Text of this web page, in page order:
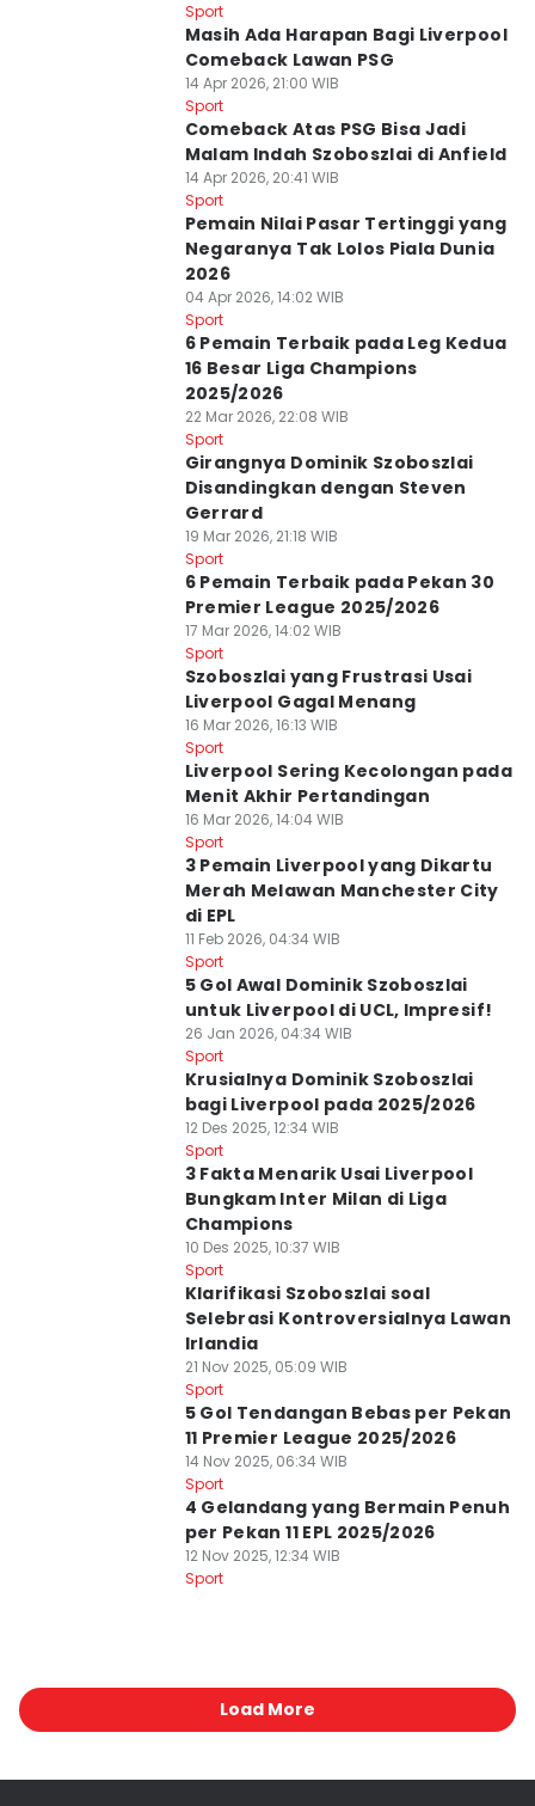
Sport
Masih Ada Harapan Bagi Liverpool
Comeback Lawan PSG
14 Apr 2026, 21:00 WIB
Sport
Comeback Atas PSG Bisa Jadi
Malam Indah Szoboszlai di Anfield
14 Apr 2026, 20:41 WIB
Sport
Pemain Nilai Pasar Tertinggi yang
Negaranya Tak Lolos Piala Dunia
2026
04 Apr 2026, 14:02 WIB
Sport
6 Pemain Terbaik pada Leg Kedua
16 Besar Liga Champions
2025/2026
22 Mar 2026, 22:08 WIB
Sport
Girangnya Dominik Szoboszlai
Disandingkan dengan Steven
Gerrard
19 Mar 2026, 21:18 WIB
Sport
6 Pemain Terbaik pada Pekan 30
Premier League 2025/2026
17 Mar 2026, 14:02 WIB
Sport
Szoboszlai yang Frustrasi Usai
Liverpool Gagal Menang
16 Mar 2026, 16:13 WIB
Sport
Liverpool Sering Kecolongan pada
Menit Akhir Pertandingan
16 Mar 2026, 14:04 WIB
Sport
3 Pemain Liverpool yang Dikartu
Merah Melawan Manchester City
di EPL
11 Feb 2026, 04:34 WIB
Sport
5 Gol Awal Dominik Szoboszlai
untuk Liverpool di UCL, Impresif!
26 Jan 2026, 04:34 WIB
Sport
Krusialnya Dominik Szoboszlai
bagi Liverpool pada 2025/2026
12 Des 2025, 12:34 WIB
Sport
3 Fakta Menarik Usai Liverpool
Bungkam Inter Milan di Liga
Champions
10 Des 2025, 10:37 WIB
Sport
Klarifikasi Szoboszlai soal
Selebrasi Kontroversialnya Lawan
Irlandia
21 Nov 2025, 05:09 WIB
Sport
5 Gol Tendangan Bebas per Pekan
11 Premier League 2025/2026
14 Nov 2025, 06:34 WIB
Sport
4 Gelandang yang Bermain Penuh
per Pekan 11 EPL 2025/2026
12 Nov 2025, 12:34 WIB
Sport
Load More